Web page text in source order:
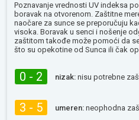
Poznavanje vrednosti UV indeksa
boravak na otvorenom. Zaštitne
naočare za sunce se preporučuju
visoka. Boravak u senci i nošenje
zaštitom takođe može pomoći da
što su opekotine od Sunca ili čak
0 - 2 nizak: nisu potrebne
3 - 5 umeren: neophodna